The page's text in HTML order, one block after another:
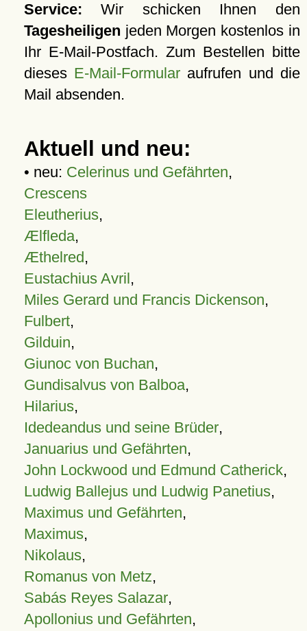
Service: Wir schicken Ihnen den
Tagesheiligen jeden Morgen kostenlos in
Ihr E-Mail-Postfach. Zum Bestellen bitte
dieses E-Mail-Formular aufrufen und die
Mail absenden.
Aktuell und neu:
• neu: Celerinus und Gefährten,
Crescens
Eleutherius,
Ælfleda,
Æthelred,
Eustachius Avril,
Miles Gerard und Francis Dickenson,
Fulbert,
Gilduin,
Giunoc von Buchan,
Gundisalvus von Balboa,
Hilarius,
Idedeandus und seine Brüder,
Januarius und Gefährten,
John Lockwood und Edmund Catherick,
Ludwig Ballejus und Ludwig Panetius,
Maximus und Gefährten,
Maximus,
Nikolaus,
Romanus von Metz,
Sabás Reyes Salazar,
Apollonius und Gefährten,